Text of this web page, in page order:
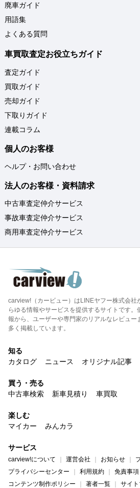
廃車ガイド
用語集
よくある質問
車買取査定お役立ちガイド
査定ガイド
買取ガイド
売却ガイド
下取りガイド
連載コラム
個人のお客様
ヘルプ・お問い合わせ
法人のお客様・資料請求
中古車査定仲介サービス
事故車査定仲介サービス
商用車査定仲介サービス
carview!（カービュー）はLINEヤフー株式会社
らゆる情報やサービスを提供するサイトです
報から、ユーザーや専門家のリアルなレビュー
多く掲載しています。
知る
カタログ
ニュース オリジナル記事
買う・売る
中古車検索
新車見積り 車買取
楽しむ
マイカー
みんカラ
サービス
carview!について 運営会社 お知らせ
プライバシーセンター
利用規約
免責事項
コンテンツ制作ポリシー
著者一覧 サイ